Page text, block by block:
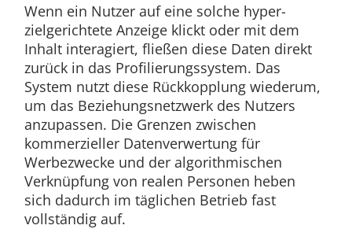
Wenn ein Nutzer auf eine solche hyper-
zielgerichtete Anzeige klickt oder mit dem
Inhalt interagiert, fließen diese Daten direkt
zurück in das Profilierungssystem. Das
System nutzt diese Rückkopplung wiederum,
um das Beziehungsnetzwerk des Nutzers
anzupassen. Die Grenzen zwischen
kommerzieller Datenverwertung für
Werbezwecke und der algorithmischen
Verknüpfung von realen Personen heben
sich dadurch im täglichen Betrieb fast
vollständig auf.